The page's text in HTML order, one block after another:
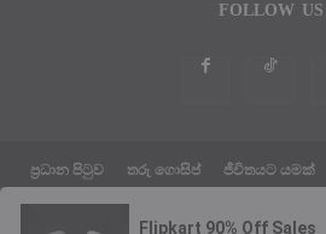
FOLLOW US
ප්‍රධාන පිටුව තරු ගොසිප් ජීවිතයට යමක්
ABOUT US
ETHICS POLICY